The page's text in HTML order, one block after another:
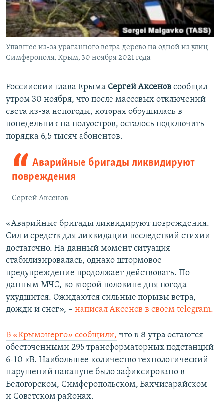
Упавшее из-за ураганного ветра дерево на одной из улиц
Симферополя, Крым, 30 ноября 2021 года
Российский глава Крыма Сергей Аксенов сообщил
утром 30 ноября, что после массовых отключений
света из-за непогоды, которая обрушилась в
понедельник на полуостров, осталось подключить
порядка 6,5 тысяч абонентов.
Аварийные бригады ликвидируют
повреждения
Сергей Аксенов
«Аварийные бригады ликвидируют повреждения.
Сил и средств для ликвидации последствий стихии
достаточно. На данный момент ситуация
стабилизировалась, однако штормовое
предупреждение продолжает действовать. По
данным МЧС, во второй половине дня погода
ухудшится. Ожидаются сильные порывы ветра,
дожди и снег», – написал Аксенов в своем telegram.
В «Крымэнерго» сообщили, что к 8 утра остаются
обесточенными 295 трансформаторных подстанций
6-10 кВ. Наибольшее количество технологический
нарушений накануне было зафиксировано в
Белогорском, Симферопольском, Бахчисарайском
и Советском районах.